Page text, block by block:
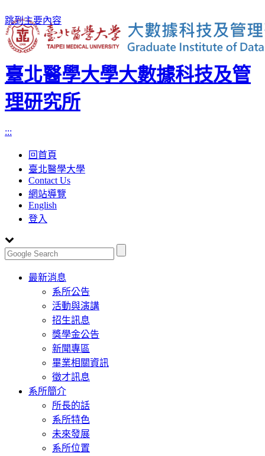
跳到主要內容
臺北醫學大學大數據科技及管
理研究所
:::
回首頁
臺北醫學大學
Contact Us
網站導覽
English
登入
Toggle
navigation
最新消息
系所公告
活動與演講
招生訊息
獎學金公告
新聞專區
畢業相關資訊
徵才訊息
系所簡介
所長的話
系所特色
未來發展
系所位置